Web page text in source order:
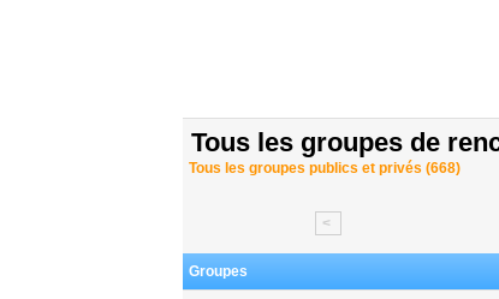
Tous les groupes de
Tous les groupes publics et privés (668)
<
Groupes